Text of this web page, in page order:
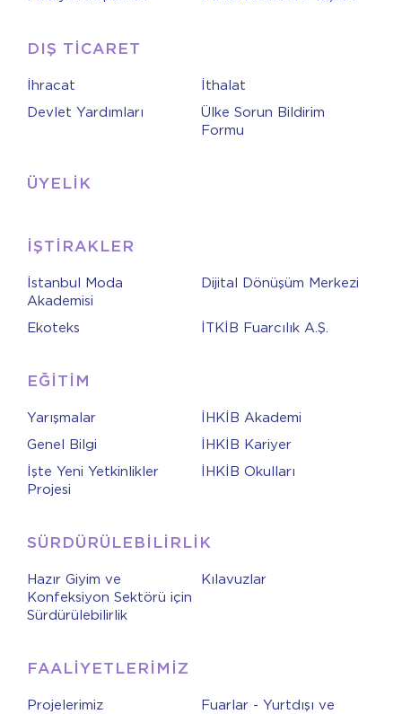
DIŞ TİCARET
İhracat
İthalat
Devlet Yardımları
Ülke Sorun Bildirim
Formu
ÜYELİK
İŞTİRAKLER
İstanbul Moda
Akademisi
Dijital Dönüşüm Merkezi
Ekoteks İTKİB Fuarcılık A.Ş.
EĞİTİM
Yarışmalar
İHKİB Akademi
Genel Bilgi
İHKİB Kariyer
İşte Yeni Yetkinlikler
Projesi
İHKİB Okulları
SÜRDÜRÜLEBİLİRLİK
Hazır Giyim ve
Konfeksiyon Sektörü için
Sürdürülebilirlik
Kılavuzlar
FAALİYETLERİMİZ
Projelerimiz
Fuarlar - Yurtdışı ve